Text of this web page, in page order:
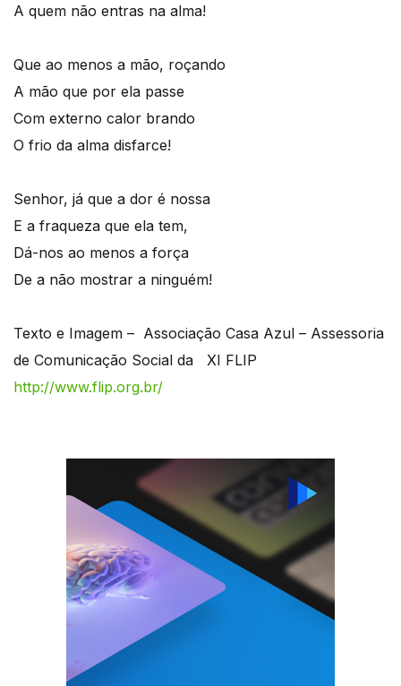
A quem não entras na alma!
Que ao menos a mão, roçando
A mão que por ela passe
Com externo calor brando
O frio da alma disfarce!
Senhor, já que a dor é nossa
E a fraqueza que ela tem,
Dá-nos ao menos a força
De a não mostrar a ninguém!
Texto e Imagem – Associação Casa Azul – Assessoria
de Comunicação Social da XI FLIP
http://www.flip.org.br/